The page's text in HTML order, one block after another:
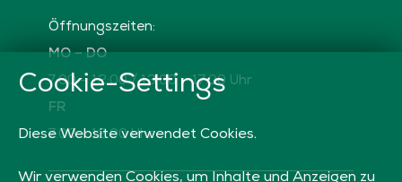
Öffnungszeiten:
MO – DO
7:00 – 12:00 / 13:00 – 17:00 Uhr
FR
7:00 – 12:00 Uhr
Cookie-Settings
Diese Website verwendet Cookies.
Wir verwenden Cookies, um Inhalte und Anzeigen zu